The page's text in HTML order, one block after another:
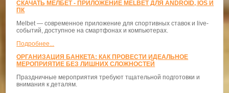
СКАЧАТЬ МЕЛБЕТ - ПРИЛОЖЕНИЕ MELBET ДЛЯ ANDROID, IOS И
ПК
Melbet — современное приложение для спортивных ставок и live-
событий, доступное на смартфонах и компьютерах.
Подробнее...
ОРГАНИЗАЦИЯ БАНКЕТА: КАК ПРОВЕСТИ ИДЕАЛЬНОЕ
МЕРОПРИЯТИЕ БЕЗ ЛИШНИХ СЛОЖНОСТЕЙ
Праздничные мероприятия требуют тщательной подготовки и
внимания к деталям.